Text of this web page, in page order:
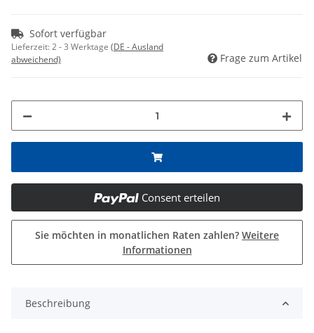
Sofort verfügbar
Lieferzeit:2 - 3 Werktage (DE - Ausland
abweichend)
Frage zum Artikel
Consent erteilen
Sie möchten in monatlichen Raten zahlen? Weitere
Informationen
Beschreibung